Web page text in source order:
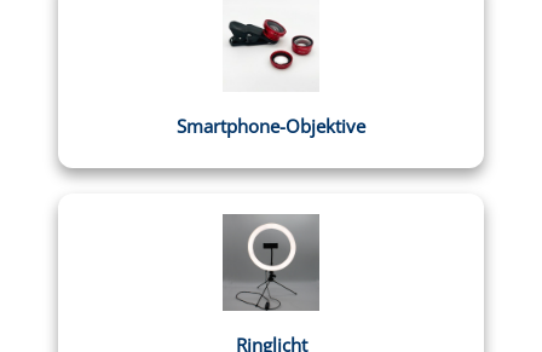
Smartphone-Objektive
Ringlicht